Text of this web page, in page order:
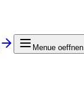
Menue oeffnen